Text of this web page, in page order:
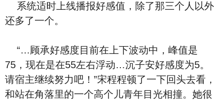
系统适时上线播报好感值，除了那三个人以外
还多了一个。
“…顾承好感度目前在上下波动中，峰值是
75，现在是在55左右浮动…沉子安好感度为5。
请宿主继续努力吧！”宋程程顿了一下回头去看，
和站在角落里的一个高个儿青年目光相撞。她很